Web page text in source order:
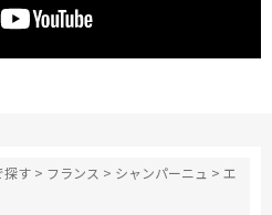
探す > フランス > シャンパーニュ >エ